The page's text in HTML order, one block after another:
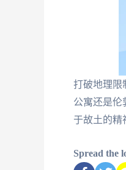
打破地理限
公寓还是伦
于故土的精
Spread the